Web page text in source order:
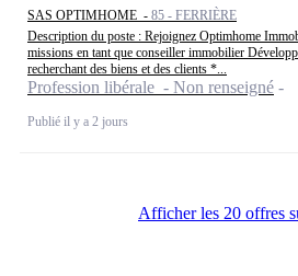
SAS OPTIMHOME - 85 - FERRIÈRE
Description du poste : Rejoignez Optimhome
missions en tant que conseiller immobilier
recherchant des biens et des clients *...
Profession libérale - Non renseigné
Publié il y a 2 jours
Afficher les 20 offres